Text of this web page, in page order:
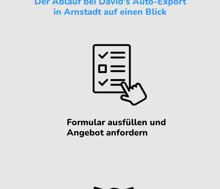
in Arnstadt auf einen Blick
Formular ausfüllen und
Angebot anfordern